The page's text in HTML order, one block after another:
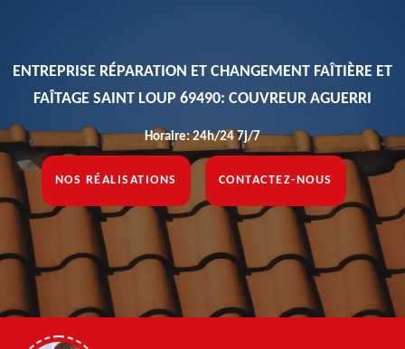
ENTREPRISE RÉPARATION ET CHANGEMENT FAÎTIÈRE ET
FAÎTAGE SAINT LOUP 69490: COUVREUR AGUERRI
Horaire: 24h/24 7j/7
NOS RÉALISATIONS CONTACTEZ-NOUS